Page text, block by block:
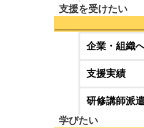
支援を受けたい
企業・組織
支援実績
研修講師派
学びたい